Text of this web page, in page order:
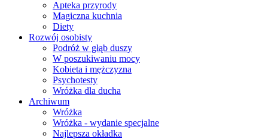
Apteka przyrody
Magiczna kuchnia
Diety
Rozwój osobisty
Podróż w głąb duszy
W poszukiwaniu mocy
Kobieta i mężczyzna
Psychotesty
Wróżka dla ducha
Archiwum
Wróżka
Wróżka - wydanie specjalne
Najlepsza okładka